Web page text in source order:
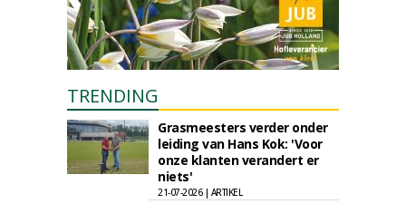
TRENDING
Grasmeesters verder onder
leiding van Hans Kok: 'Voor
onze klanten verandert er
niets'
21-07-2026 | ARTIKEL